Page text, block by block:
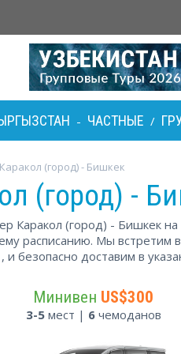
- ЧАСТНЫЕ /
Каракол (город) - Бишкек
(город) -
Каракол (город) - Бишкек
расписанию. Мы встретим
безопасно доставим в
Минивен US$300
3-5мест | 6чемоданов